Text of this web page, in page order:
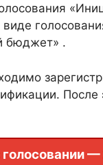
бюджет» .
После